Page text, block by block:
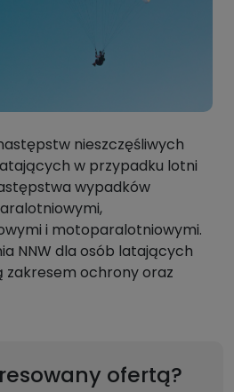
nieszczęśliwych
w przypadku lotni
wypadków
i motoparalotniowymi.
NNW dla osób latających
zakresem ochrony oraz
ofertą?